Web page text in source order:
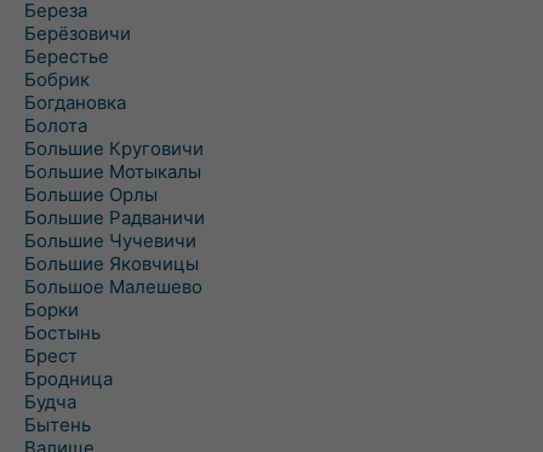
Береза
Берёзовичи
Берестье
Бобрик
Богдановка
Болота
Большие Круговичи
Большие Мотыкалы
Большие Орлы
Большие Радваничи
Большие Чучевичи
Большие Яковчицы
Большое Малешево
Борки
Бостынь
Брест
Бродница
Будча
Бытень